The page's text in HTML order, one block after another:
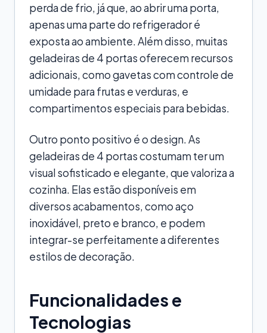
perda de frio, já que, ao abrir uma porta,
apenas uma parte do refrigerador é
exposta ao ambiente. Além disso, muitas
geladeiras de 4 portas oferecem recursos
adicionais, como gavetas com controle de
umidade para frutas e verduras, e
compartimentos especiais para bebidas.
Outro ponto positivo é o design. As
geladeiras de 4 portas costumam ter um
visual sofisticado e elegante, que valoriza a
cozinha. Elas estão disponíveis em
diversos acabamentos, como aço
inoxidável, preto e branco, e podem
integrar-se perfeitamente a diferentes
estilos de decoração.
Funcionalidades e
Tecnologias